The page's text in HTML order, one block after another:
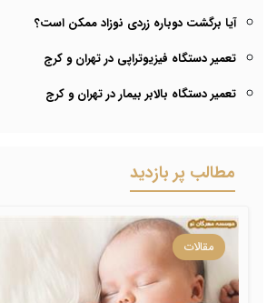
آیا برگشت دوباره زردی نوزاد ممکن است؟
تعمیر دستگاه فیزیوتراپی در تهران و کرج
تعمیر دستگاه بالابر بیمار در تهران و کرج
مطالب پر بازدید
مقالات